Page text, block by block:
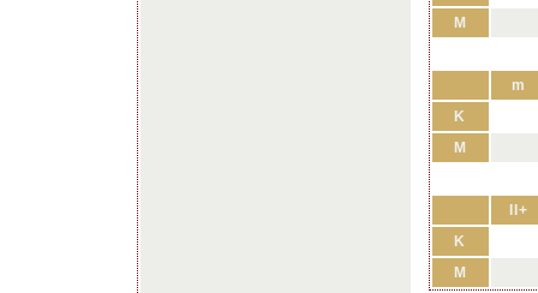
M
m
K
M
II+
K
M